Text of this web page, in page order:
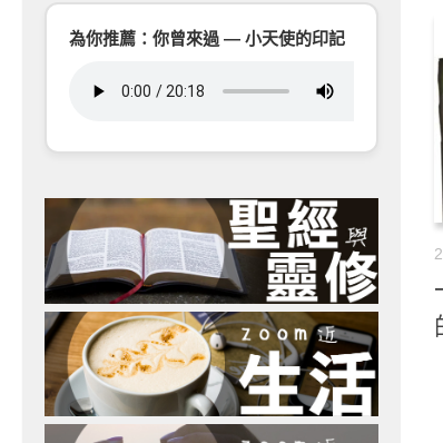
為你推薦：你曾來過 — 小天使的印記